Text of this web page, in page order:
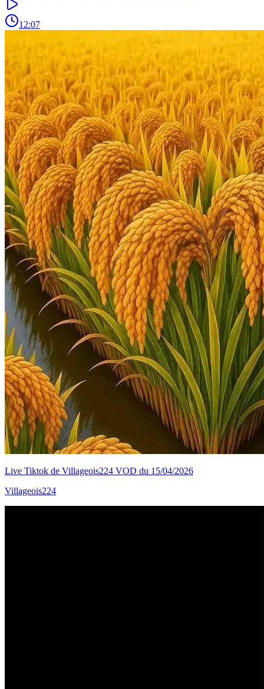
12:07
Live Tiktok de Villageois224 VOD du 15/04/2026
Villageois224